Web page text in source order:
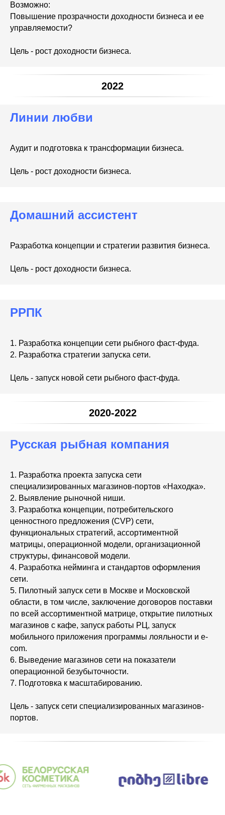
Возможно:
Повышение прозрачности доходности бизнеса и ее
управляемости?
Цель - рост доходности бизнеса.
2022
Линии любви
Аудит и подготовка к трансформации бизнеса.
Цель - рост доходности бизнеса.
Домашний ассистент
Разработка концепции и стратегии развития бизнеса.
Цель - рост доходности бизнеса.
РРПК
1. Разработка концепции сети рыбного фаст-фуда.
2. Разработка стратегии запуска сети.
Цель - запуск новой сети рыбного фаст-фуда.
2020-2022
Русская рыбная компания
1. Разработка проекта запуска сети
специализированных магазинов-портов «Находка».
2. Выявление рыночной ниши.
3. Разработка концепции, потребительского
ценностного предложения (CVP) сети,
функциональных стратегий, ассортиментной
матрицы, операционной модели, организационной
структуры, финансовой модели.
4. Разработка нейминга и стандартов оформления
сети.
5. Пилотный запуск сети в Москве и Московской
области, в том числе, заключение договоров поставки
по всей ассортиментной матрице, открытие пилотных
магазинов с кафе, запуск работы РЦ, запуск
мобильного приложения программы лояльности и e-
com.
6. Выведение магазинов сети на показатели
операционной безубыточности.
7. Подготовка к масштабированию.
Цель - запуск сети специализированных магазинов-
портов.